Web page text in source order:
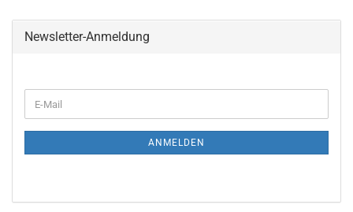
Newsletter-Anmeldung
ANMELDEN